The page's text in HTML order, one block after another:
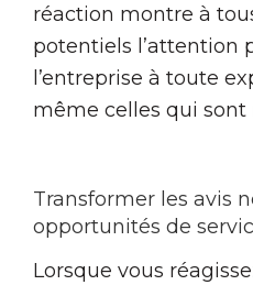
réaction montre à
potentiels l’attention
l’entreprise à toute
même celles qui sont
Transformer les avis
opportunités de
Lorsque vous